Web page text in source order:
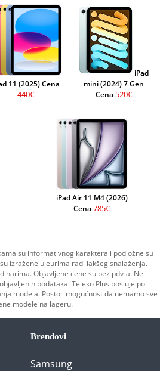
11 (2025) Cena
440€
iPad
mini (2024) 7 Gen
Cena 520€
iPad Air 11 M4 (2026)
Cena 785€
su informativnog karaktera i podložne su
izražene u eurima radi lakšeg snalaženja.
Objavljene cene su bez pdv-a. Ne
podataka. Teleko Plus posluje po
modela. Postoji mogućnost da nemamo sve
modele na lageru.
Brendovi
Samsung